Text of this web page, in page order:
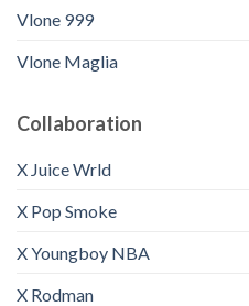
Vlone 999
Vlone Maglia
Collaboration
X Juice Wrld
X Pop Smoke
X Youngboy NBA
X Rodman